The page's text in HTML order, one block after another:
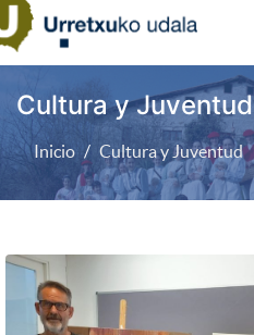
Cultura y Juventud
Inicio Cultura y Juventud